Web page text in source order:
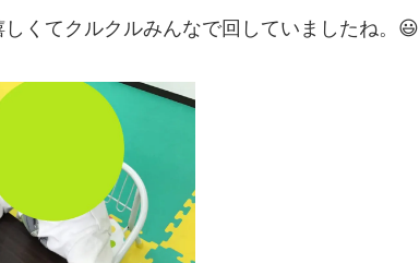
くてクルクルみんなで回していましたね。😃